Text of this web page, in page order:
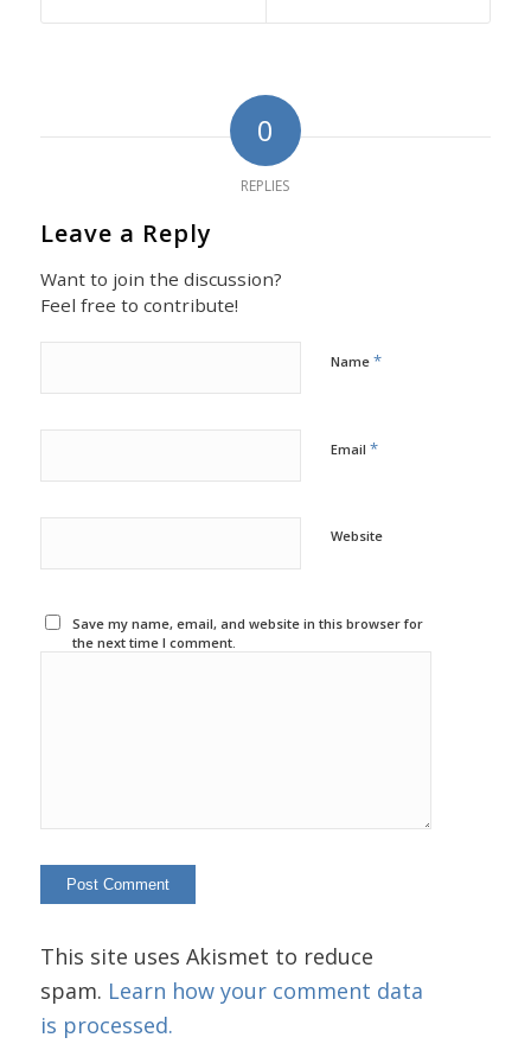
0
REPLIES
Leave a Reply
Want to join the discussion?
Feel free to contribute!
Name *
Email *
Website
Save my name, email, and website in this browser for
the next time I comment.
This site uses Akismet to reduce
spam. Learn how your comment data
is processed.